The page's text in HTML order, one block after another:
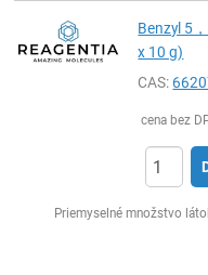
Benzyl 5
x 10 g)
CAS:
cena bez
Priemyselné množstvo